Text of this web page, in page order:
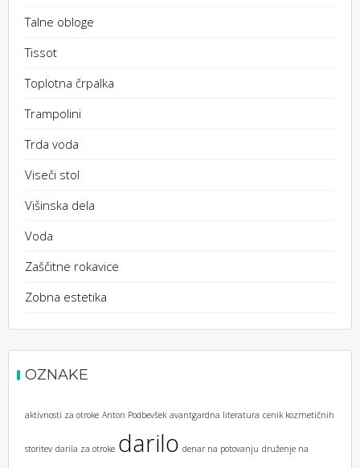
Talne obloge
Tissot
Toplotna črpalka
Trampolini
Trda voda
Viseči stol
Višinska dela
Voda
Zaščitne rokavice
Zobna estetika
OZNAKE
aktivnosti za otroke Anton Podbevšek avantgardna literatura cenik kozmetičnih
storitev darila za otroke darilo denar na potovanju druženje na